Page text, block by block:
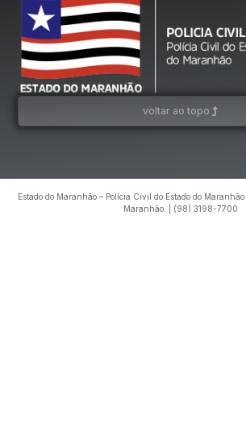
voltar ao topo
Estado do Maranhão – Polícia Civil do Estado do
Maranhão. | (98) 3198-7700